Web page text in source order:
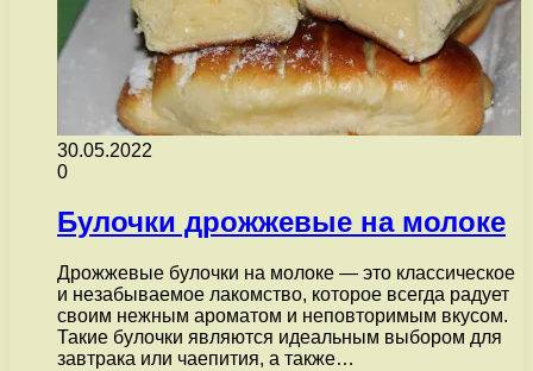
30.05.2022
0
Булочки дрожжевые на молоке
Дрожжевые булочки на молоке — это классическое
и незабываемое лакомство, которое всегда радует
своим нежным ароматом и неповторимым вкусом.
Такие булочки являются идеальным выбором для
завтрака или чаепития, а также…